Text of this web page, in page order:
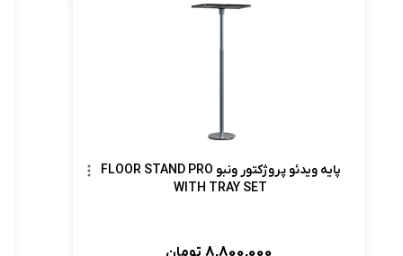
پایه ویدئو پروژکتور ونبو FLOOR STAND PRO
WITH TRAY SET